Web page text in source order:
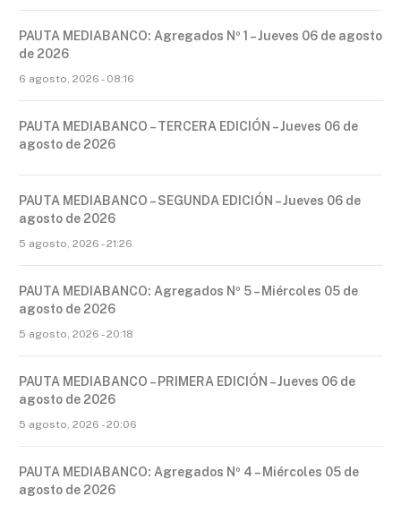
PAUTA MEDIABANCO: Agregados Nº 1 – Jueves 06 de agosto
de 2026
6 agosto, 2026 - 08:16
PAUTA MEDIABANCO – TERCERA EDICIÓN – Jueves 06 de
agosto de 2026
PAUTA MEDIABANCO – SEGUNDA EDICIÓN – Jueves 06 de
agosto de 2026
5 agosto, 2026 - 21:26
PAUTA MEDIABANCO: Agregados Nº 5 – Miércoles 05 de
agosto de 2026
5 agosto, 2026 - 20:18
PAUTA MEDIABANCO – PRIMERA EDICIÓN – Jueves 06 de
agosto de 2026
5 agosto, 2026 - 20:06
PAUTA MEDIABANCO: Agregados Nº 4 – Miércoles 05 de
agosto de 2026